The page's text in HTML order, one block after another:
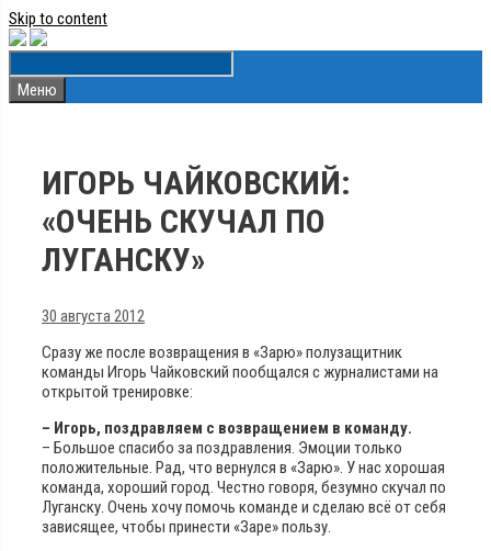
Skip to content
Меню
ИГОРЬ ЧАЙКОВСКИЙ:
«ОЧЕНЬ СКУЧАЛ ПО
ЛУГАНСКУ»
30 августа 2012
Сразу же после возвращения в «Зарю» полузащитник
команды Игорь Чайковский пообщался с журналистами на
открытой тренировке:
– Игорь, поздравляем с возвращением в команду.
– Большое спасибо за поздравления. Эмоции только
положительные. Рад, что вернулся в «Зарю». У нас хорошая
команда, хороший город. Честно говоря, безумно скучал по
Луганску. Очень хочу помочь команде и сделаю всё от себя
зависящее, чтобы принести «Заре» пользу.